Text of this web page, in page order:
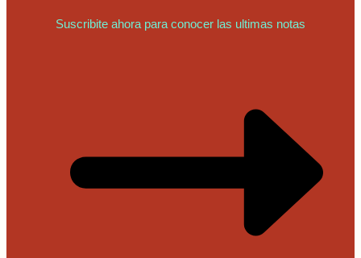
Suscribite ahora para conocer las ultimas notas